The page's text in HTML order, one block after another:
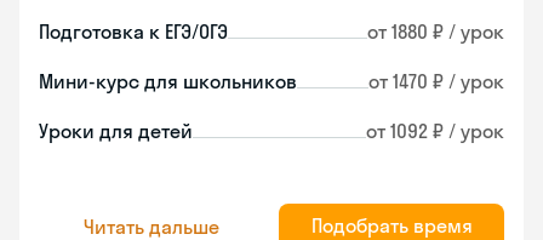
Подготовка к ЕГЭ/ОГЭ от 1880 ₽ / урок
Мини-курс для школьников от 1470 ₽ / урок
Уроки для детей от 1092 ₽ / урок
Читать дальше Подобрать время